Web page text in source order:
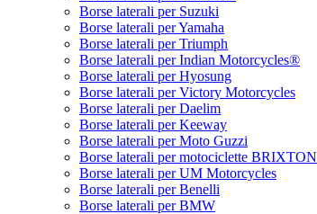
Borse laterali per Suzuki
Borse laterali per Yamaha
Borse laterali per Triumph
Borse laterali per Indian Motorcycles®
Borse laterali per Hyosung
Borse laterali per Victory Motorcycles
Borse laterali per Daelim
Borse laterali per Keeway
Borse laterali per Moto Guzzi
Borse laterali per motociclette BRIXTON
Borse laterali per UM Motorcycles
Borse laterali per Benelli
Borse laterali per BMW